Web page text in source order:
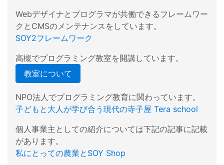
Webデザイナとプログラマが共働できるフレームワー
クとCMSのメンテナンスをしています。
SOY2フレームワーク
高槻でプログラミング教室を開講しています。
教室について
NPO法人でプログラミング教育に関わっています。
子どもと大人が学び合う現代の寺子屋 Tera school
個人事業主としての紹介については下記の記事に記載
があります。
私にとっての農業とSOY Shop